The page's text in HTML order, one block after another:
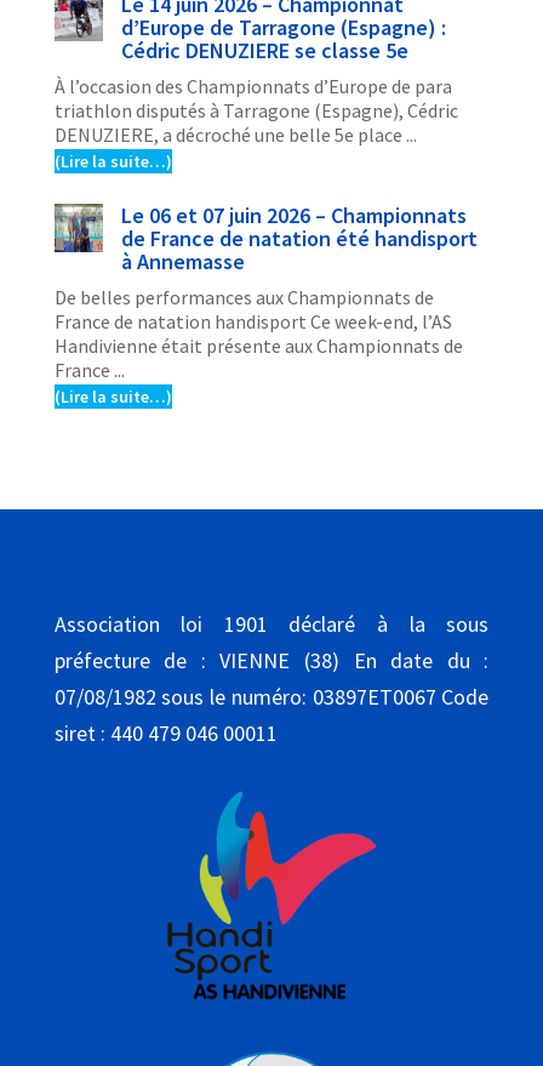
d’Europe de Tarragone (Espagne) :
Cédric DENUZIERE se classe 5e
À l’occasion des Championnats d’Europe de para
triathlon disputés à Tarragone (Espagne), Cédric
DENUZIERE, a décroché une belle 5e place ...
(Lire la suite…)
Le 06 et 07 juin 2026 – Championnats
de France de natation été handisport
à Annemasse
De belles performances aux Championnats de
France de natation handisport Ce week-end, l’AS
Handivienne était présente aux Championnats de
France ...
(Lire la suite…)
Association loi 1901 déclaré à la sous
préfecture de : VIENNE (38) En date du :
07/08/1982 sous le numéro: 03897ET0067 Code
siret : 440 479 046 00011